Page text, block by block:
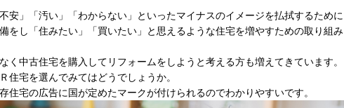
安」「汚い」「わからない」といったマイナスのイメージを払拭するために
をし「住みたい」「買いたい」と思えるような住宅を増やすための取り組み
く中古住宅を購入してリフォームをしようと考える方も増えてきています。
住宅を選んでみてはどうでしょうか。
住宅の広告に国が定めたマークが付けられるのでわかりやすいです。